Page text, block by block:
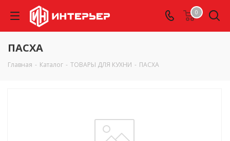
0
ПАСХА
Главная - Каталог - ТОВАРЫ ДЛЯ КУХНИ - ПАСХА